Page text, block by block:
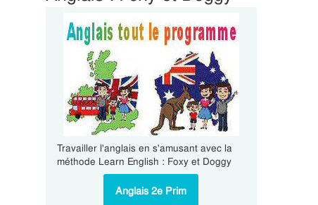
Travailler l'anglais en s'amusant avec la
méthode Learn English : Foxy et Doggy
Anglais 2e Prim